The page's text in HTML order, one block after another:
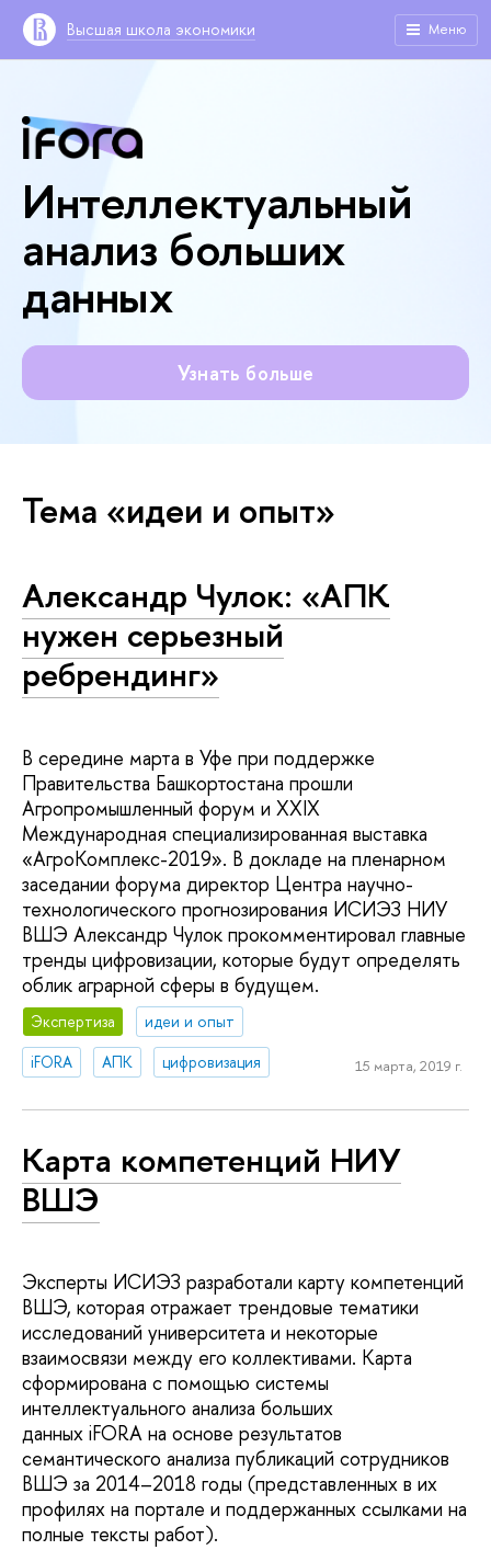
Высшая школа экономики Меню
Интеллектуальный
анализ больших
данных
Узнать больше
Тема «идеи и опыт»
Александр Чулок: «АПК
нужен серьезный
ребрендинг»
В середине марта в Уфе при поддержке
Правительства Башкортостана прошли
Агропромышленный форум и XXIX
Международная специализированная выставка
«АгроКомплекс-2019». В докладе на пленарном
заседании форума директор Центра научно-
технологического прогнозирования ИСИЭЗ НИУ
ВШЭ Александр Чулок прокомментировал главные
тренды цифровизации, которые будут определять
облик аграрной сферы в будущем.
Экспертиза
идеи и опыт
iFORA
АПК цифровизация 15 марта, 2019 г.
Карта компетенций НИУ
ВШЭ
Эксперты ИСИЭЗ разработали карту компетенций
ВШЭ, которая отражает трендовые тематики
исследований университета и некоторые
взаимосвязи между его коллективами. Карта
сформирована с помощью системы
интеллектуального анализа больших
данных iFORA на основе результатов
семантического анализа публикаций сотрудников
ВШЭ за 2014–2018 годы (представленных в их
профилях на портале и поддержанных ссылками на
полные тексты работ).